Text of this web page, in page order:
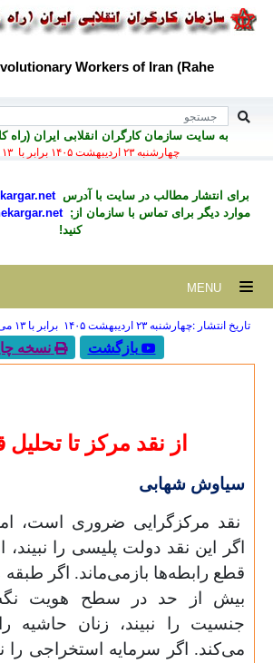
Workers of Iran (Rahe
به سايت سازمان کارگران انقلابی ايران (راه
چهارشنبه ۲۳ ارديبهشت ۱۴۰۵ برابر با ۱۳ می ۲۰۲۶
برای انتشار مطالب در سايت با آدرس
موارد ديگر برای تماس با سازمان از;
کنید!
تاریخ انتشار :چهارشنبه ۲۳ ارديبهشت ۱۴۰۵ برابر با ۱۳ می ۲۰۲۶
بازگشت نسخه
از نقد مرکز تا
سیاوش شهابی
نقد مرکزگرایی ضروری است،
اگر این نقد دولت پلیسی را نبیند،
قطع رابطه‌ها بازمی‌ماند. اگر طبقه
بیش از حد در سطح هویت نگه
جنسیت را نبیند، زنان حاشیه
می‌کند. اگر سرمایه استخراجی را